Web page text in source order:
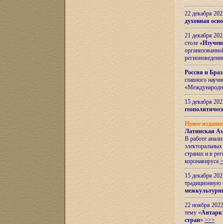
22 декабря
духовная
21 декабря
столе
Россия и
главного
15 декабря
Новое
Латинская
В работе
странах и в
коронавируса
15 декабря
22 ноября
тему «
стран» >>>